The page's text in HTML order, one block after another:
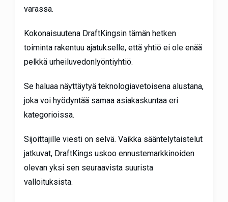
varassa.
Kokonaisuutena DraftKingsin tämän hetken
toiminta rakentuu ajatukselle, että yhtiö ei ole enää
pelkkä urheiluvedonlyöntiyhtiö.
Se haluaa näyttäytyä teknologiavetoisena alustana,
joka voi hyödyntää samaa asiakaskuntaa eri
kategorioissa.
Sijoittajille viesti on selvä. Vaikka sääntelytaistelut
jatkuvat, DraftKings uskoo ennustemarkkinoiden
olevan yksi sen seuraavista suurista
valloituksista.